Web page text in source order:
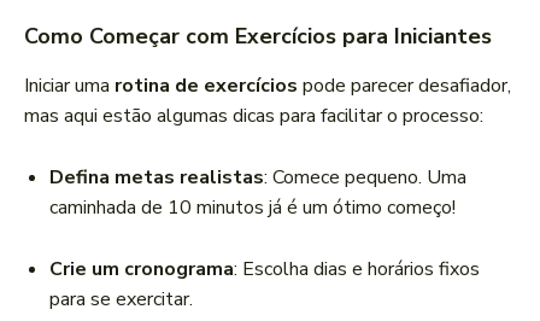
Como Começar com Exercícios para Iniciantes
Iniciar uma rotina de exercícios pode parecer desafiador,
mas aqui estão algumas dicas para facilitar o processo:
Defina metas realistas: Comece pequeno. Uma
caminhada de 10 minutos já é um ótimo começo!
Crie um cronograma: Escolha dias e horários fixos
para se exercitar.